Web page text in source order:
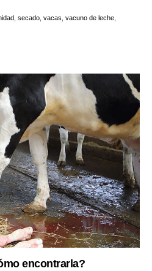
, secado, vacas vacuno de leche,
encontrarla?